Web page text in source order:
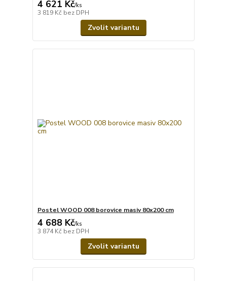
4 621 Kč/ks
3 819 Kč bez DPH
Zvolit variantu
Postel WOOD 008 borovice masiv 80x200 cm
4 688 Kč/ks
3 874 Kč bez DPH
Zvolit variantu